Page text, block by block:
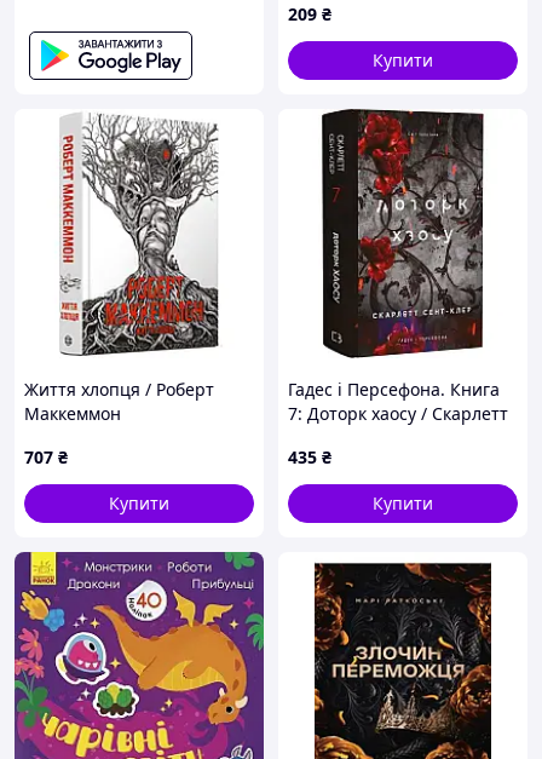
209 ₴
Купити
Життя хлопця / Роберт
Маккеммон
707 ₴
Купити
Гадес і Персефона. Книга
7: Доторк хаосу / Скарлетт
435 ₴
Купити